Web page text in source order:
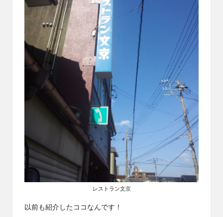
レストラン文京
以前も紹介したココ なんです！